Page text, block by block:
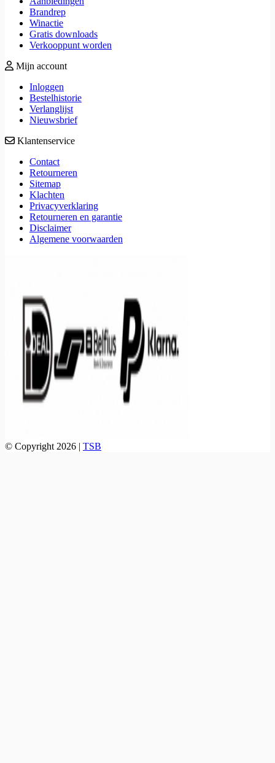
Brandrep
Winactie
Gratis downloads
Verkooppunt worden
Mijn account
Inloggen
Bestelhistorie
Verlanglijst
Nieuwsbrief
Klantenservice
Contact
Retourneren
Sitemap
Klachten
Privacyverklaring
Retourneren en garantie
Disclaimer
Algemene voorwaarden
© Copyright 2026 | TSB